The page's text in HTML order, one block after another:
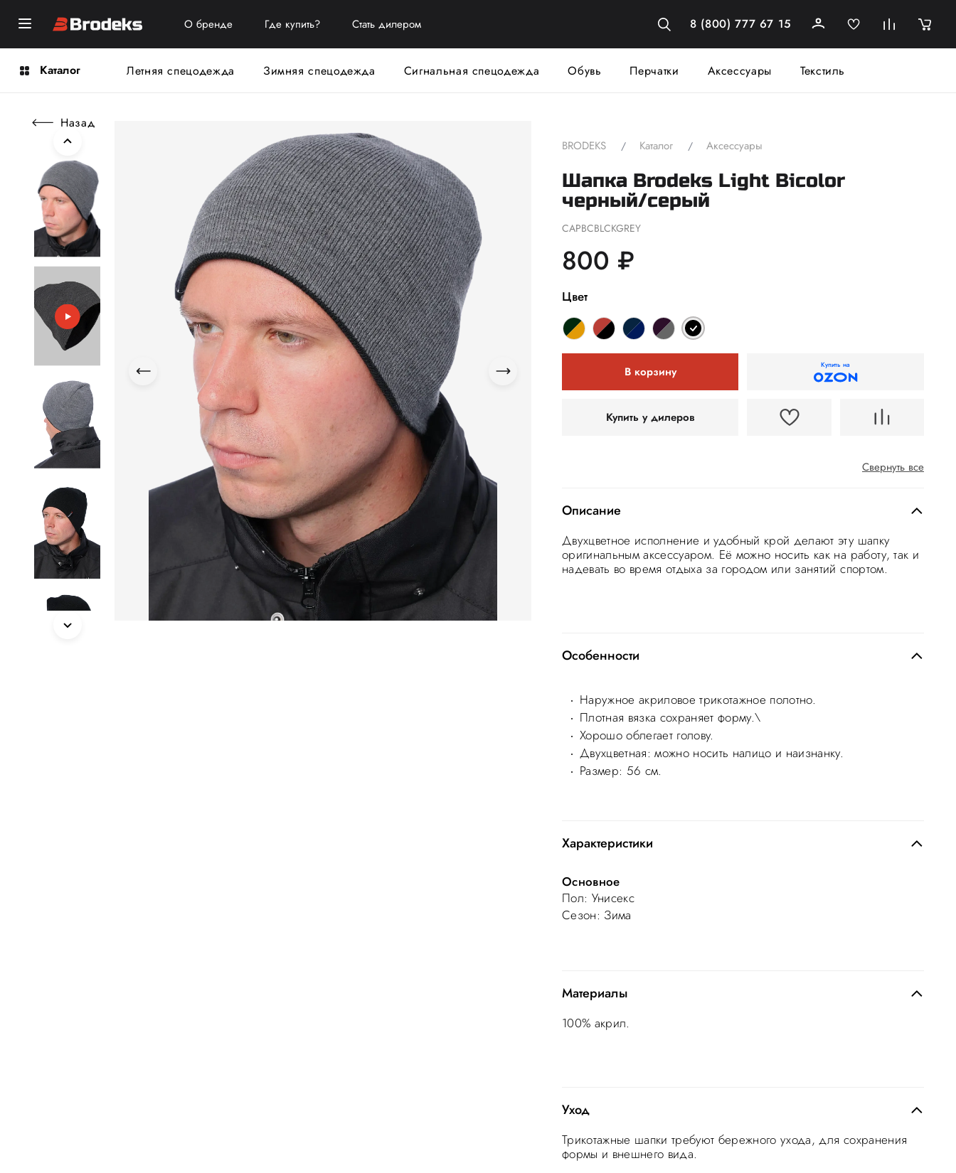
О бренде Где купить? Стать дилером 8 (800) 777 67 15
Каталог Летняя спецодежда Зимняя спецодежда Сигнальная спецодежда Обувь Перчатки Аксессуары Текстиль
Назад
BRODEKS Каталог Аксессуары
Шапка Brodeks Light Bicolor
черный/серый
CAPBCBLCKGREY
800 ₽
Цвет
В корзину Купить на
Купить у дилеров
Свернуть все
Описание
Двухцветное исполнение и удобный крой делают эту шапку
оригинальным аксессуаром. Её можно носить как на работу, так и
надевать во время отдыха за городом или занятий спортом.
Особенности
Наружное акриловое трикотажное полотно.
Плотная вязка сохраняет форму.\
Хорошо облегает голову.
Двухцветная: можно носить налицо и наизнанку.
Размер: 56 см.
Характеристики
Основное
Пол: Унисекс
Сезон: Зима
Материалы
100% акрил.
Уход
Трикотажные шапки требуют бережного ухода, для сохранения
формы и внешнего вида.